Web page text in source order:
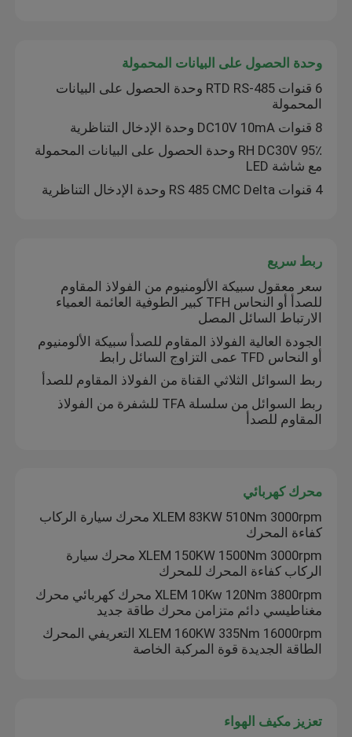
وحدة الحصول على البيانات المحمولة
6 قنوات RTD RS-485 وحدة الحصول على البيانات
المحمولة
8 قنوات DC10V 10mA وحدة الإدخال التناظرية
95٪ RH DC30V وحدة الحصول على البيانات المحمولة
مع شاشة LED
4 قنوات RS 485 CMC Delta وحدة الإدخال التناظرية
ربط سريع
سعر معقول سبيكة الألومنيوم من الفولاذ المقاوم
للصدأ أو النحاس TFH كبير الطوفية العائمة العمياء
الارتباط السائل المصل
الجودة العالية الفولاذ المقاوم للصدأ سبيكة الألومنيوم
أو النحاس TFD عمى التزاوج السائل رابط
ربط السوائل الثلاثي القناة من الفولاذ المقاوم للصدأ
ربط السوائل من سلسلة TFA للشفرة من الفولاذ
المقاوم للصدأ
محرك كهربائي
XLEM 83KW 510Nm 3000rpm محرك سيارة الركاب
كفاءة المحرك
XLEM 150KW 1500Nm 3000rpm محرك سيارة
الركاب كفاءة المحرك للمحرك
XLEM 10Kw 120Nm 3800rpm محرك كهربائي محرك
مغناطيسي دائم متزامن محرك طاقة جديد
XLEM 160KW 335Nm 16000rpm التعريفي المحرك
الطاقة الجديدة قوة المركبة الخاصة
تعزيز مكيف الهواء